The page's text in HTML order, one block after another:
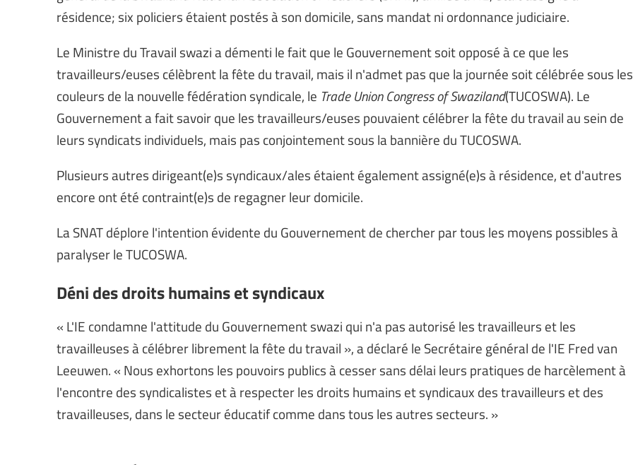
résidence; six policiers étaient postés à son domicile, sans mandat ni ordonnance judiciaire.
Le Ministre du Travail swazi a démenti le fait que le Gouvernement soit opposé à ce que les
travailleurs/euses célèbrent la fête du travail, mais il n'admet pas que la journée soit célébrée sous les
couleurs de la nouvelle fédération syndicale, le Trade Union Congress of Swaziland(TUCOSWA). Le
Gouvernement a fait savoir que les travailleurs/euses pouvaient célébrer la fête du travail au sein de
leurs syndicats individuels, mais pas conjointement sous la bannière du TUCOSWA.
Plusieurs autres dirigeant(e)s syndicaux/ales étaient également assigné(e)s à résidence, et d'autres
encore ont été contraint(e)s de regagner leur domicile.
La SNAT déplore l'intention évidente du Gouvernement de chercher par tous les moyens possibles à
paralyser le TUCOSWA.
Déni des droits humains et syndicaux
« L'IE condamne l'attitude du Gouvernement swazi qui n'a pas autorisé les travailleurs et les
travailleuses à célébrer librement la fête du travail », a déclaré le Secrétaire général de l'IE Fred van
Leeuwen. « Nous exhortons les pouvoirs publics à cesser sans délai leurs pratiques de harcèlement à
l'encontre des syndicalistes et à respecter les droits humains et syndicaux des travailleurs et des
travailleuses, dans le secteur éducatif comme dans tous les autres secteurs. »